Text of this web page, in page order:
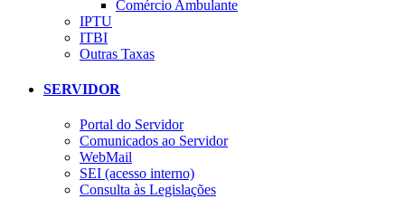
Comércio Ambulante
IPTU
ITBI
Outras Taxas
SERVIDOR
Portal do Servidor
Comunicados ao Servidor
WebMail
SEI (acesso interno)
Consulta às Legislações